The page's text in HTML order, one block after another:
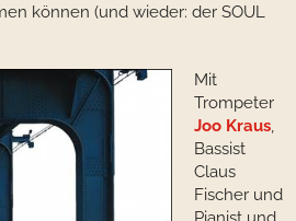
können (und wieder: der SOUL
Mit
Trompeter
Joo Kraus,
Bassist
Claus
Fischer und